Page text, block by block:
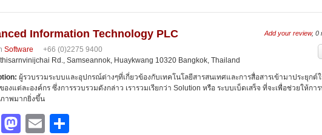
o
d
o
n
e
Add your review, 0
Information Technology PLC
Software
+66 (0)2275 9400
Rd., Samseannok, Huaykwang 10320 Bangkok, Thailand
ผู้รวบรวมระบบและอุปกรณ์ต่างๆที่เกี่ยวข้องกับเทคโนโลยีสารสนเทศและการสื่อสารเข้ามาประยุกต์
องแต่ละองค์กร ซึ่งการรวบรวมดังกล่าว เรารวมเรียกว่า Solution หรือ ระบบเบ็ดเสร็จ ที่จะเพื่อช่วยให้กา
าพมากยิ่งขึ้น
F
M
E